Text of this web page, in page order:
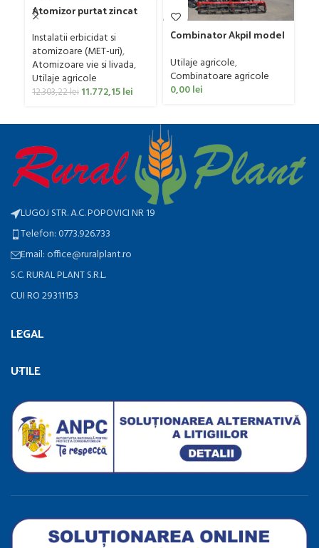
Atomizor purtat zincat
pentru vie si livada
Bufer, model Ronda,
300 litri
Instalatii erbicidat si
atomizoare (MET-uri),
Atomizoare vie si livada,
Utilaje agricole
12.303,22lei 11.772,15lei
Combinator Akpil model
Utilaje agricole,
Combinatoare agricole
0,00lei
LUGOJ STR. A.C. POPOVICI NR 19
Telefon: 0773.926.733
Email: office@ruralplant.ro
S.C. RURAL PLANT S.R.L.
CUI RO 29311153
LEGAL
UTILE